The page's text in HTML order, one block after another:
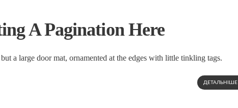
A Pagination Here
a large door mat, ornamented at the edges with little tinkling tags.
ДЕТАЛЬНІШЕ